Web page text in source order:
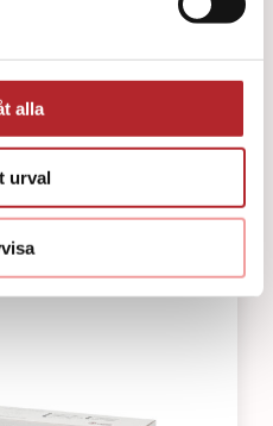
alla
urval